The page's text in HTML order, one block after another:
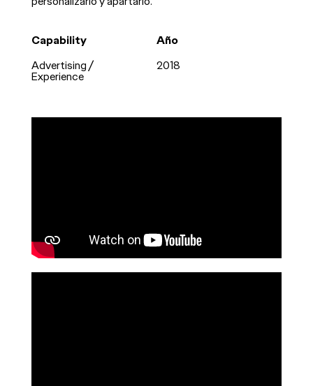
Capability
Advertising /
Experience
Año
2018